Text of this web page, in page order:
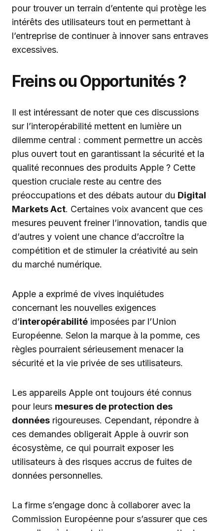
pour trouver un terrain d’entente qui protège les
intérêts des utilisateurs tout en permettant à
l’entreprise de continuer à innover sans entraves
excessives.
Freins ou Opportunités ?
Il est intéressant de noter que ces discussions
sur l’interopérabilité mettent en lumière un
dilemme central : comment permettre un accès
plus ouvert tout en garantissant la sécurité et la
qualité reconnues des produits Apple ? Cette
question cruciale reste au centre des
préoccupations et des débats autour du Digital
Markets Act. Certaines voix avancent que ces
mesures peuvent freiner l’innovation, tandis que
d’autres y voient une chance d’accroître la
compétition et de stimuler la créativité au sein
du marché numérique.
Apple a exprimé de vives inquiétudes
concernant les nouvelles exigences
d’interopérabilité imposées par l’Union
Européenne. Selon la marque à la pomme, ces
règles pourraient sérieusement menacer la
sécurité et la vie privée de ses utilisateurs.
Les appareils Apple ont toujours été connus
pour leurs mesures de protection des
données rigoureuses. Cependant, répondre à
ces demandes obligerait Apple à ouvrir son
écosystème, ce qui pourrait exposer les
utilisateurs à des risques accrus de fuites de
données personnelles.
La firme s’engage donc à collaborer avec la
Commission Européenne pour s’assurer que ces